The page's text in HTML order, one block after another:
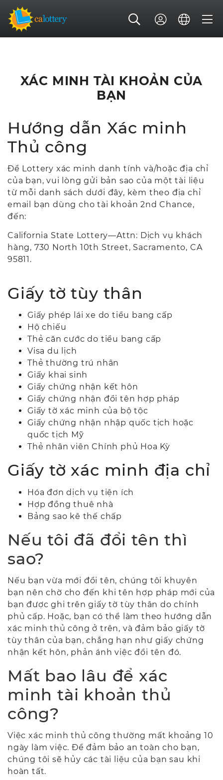
XÁC MINH TÀI KHOẢN CỦA
BẠN
Hướng dẫn Xác minh
Thủ công
Để Lottery xác minh danh tính và/hoặc địa chỉ
của bạn, vui lòng gửi bản sao của một tài liệu
từ mỗi danh sách dưới đây, kèm theo địa chỉ
email bạn dùng cho tài khoản 2nd Chance,
đến:
California State Lottery—Attn: Dịch vụ khách
hàng, 730 North 10th Street, Sacramento, CA
95811.
Giấy tờ tùy thân
Giấy phép lái xe do tiểu bang cấp
Hộ chiếu
Thẻ căn cước do tiểu bang cấp
Visa du lịch
Thẻ thường trú nhân
Giấy khai sinh
Giấy chứng nhận kết hôn
Giấy chứng nhận đổi tên hợp pháp
Giấy tờ xác minh của bộ tộc
Giấy chứng nhận nhập quốc tịch hoặc
quốc tịch Mỹ
Thẻ nhân viên Chính phủ Hoa Kỳ
Giấy tờ xác minh địa chỉ
Hóa đơn dịch vụ tiện ích
Hợp đồng thuê nhà
Bảng sao kê thế chấp
Nếu tôi đã đổi tên thì
sao?
Nếu bạn vừa mới đổi tên, chúng tôi khuyên
bạn nên chờ cho đến khi tên hợp pháp mới của
bạn được ghi trên giấy tờ tùy thân do chính
phủ cấp. Hoặc, bạn có thể làm theo hướng dẫn
xác minh thủ công ở trên, và đảm bảo giấy tờ
tùy thân của bạn,chẳng hạn như giấy chứng
nhận kết hôn, phản ánh việc đổi tên đó.
Mất bao lâu để xác
minh tài khoản thủ
công?
Việc xác minh thủ công thường mất khoảng 10
ngày làm việc. Để đảm bảo an toàn cho bạn,
chúng tôi sẽ hủy các tài liệu của bạn sau khi
hoàn tất.